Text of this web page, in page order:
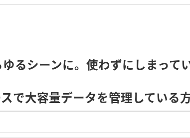
るシーンに。使わずにしまって
で大容量データを管理している